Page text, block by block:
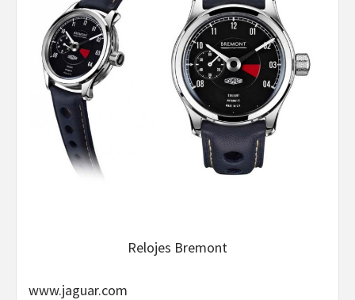
Relojes Bremont
www.jaguar.com